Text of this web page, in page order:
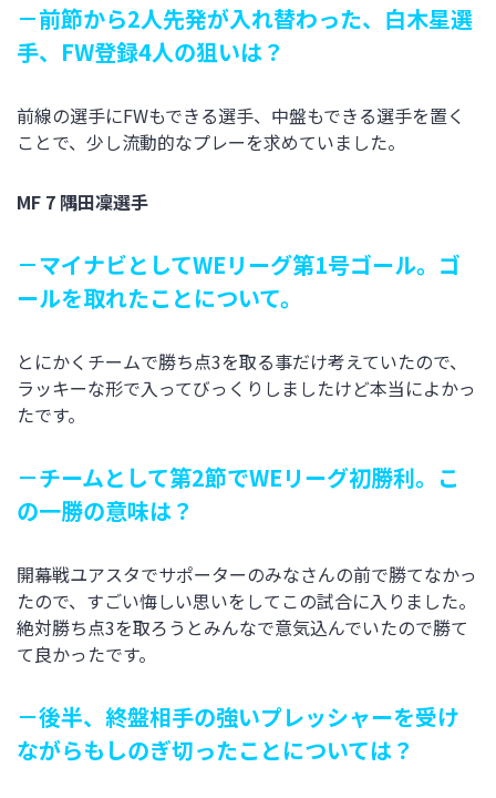
－前節から2人先発が入れ替わった、白木星選
手、FW登録4人の狙いは？
前線の選手にFWもできる選手、中盤もできる選手を置く
ことで、少し流動的なプレーを求めていました。
MF 7 隅田凜選手
－マイナビとしてWEリーグ第1号ゴール。ゴ
ールを取れたことについて。
とにかくチームで勝ち点3を取る事だけ考えていたので、
ラッキーな形で入ってびっくりしましたけど本当によかっ
たです。
－チームとして第2節でWEリーグ初勝利。こ
の一勝の意味は？
開幕戦ユアスタでサポーターのみなさんの前で勝てなかっ
たので、すごい悔しい思いをしてこの試合に入りました。
絶対勝ち点3を取ろうとみんなで意気込んでいたので勝て
て良かったです。
－後半、終盤相手の強いプレッシャーを受け
ながらもしのぎ切ったことについては？